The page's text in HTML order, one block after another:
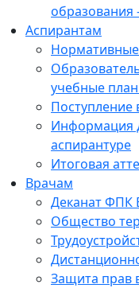
образования
Аспирантам
учебные
Поступление
Информация
аспирантуре
Итоговая
Врачам
Деканат ФПК
Общество
Защита прав